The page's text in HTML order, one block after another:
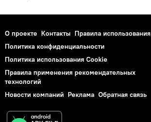
О проекте Контакты Правила использования
Политика конфиденциальности
Политика использования Cookie
Правила применения рекомендательных
технологий
Новости компаний Реклама Обратная связь